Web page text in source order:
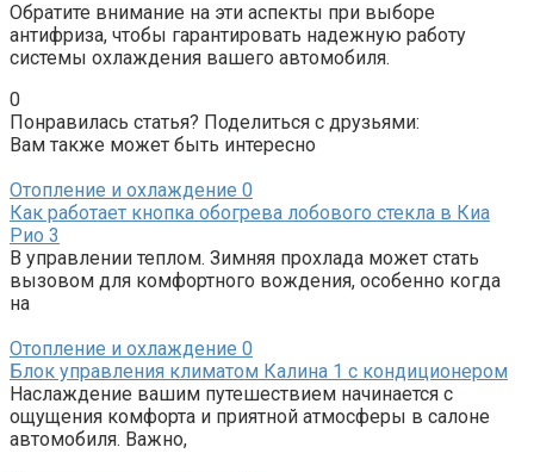
Обратите внимание на эти аспекты при выборе
антифриза, чтобы гарантировать надежную работу
системы охлаждения вашего автомобиля.
0
Понравилась статья? Поделиться с друзьями:
Вам также может быть интересно
Отопление и охлаждение 0
Как работает кнопка обогрева лобового стекла в Киа
Рио 3
В управлении теплом. Зимняя прохлада может стать
вызовом для комфортного вождения, особенно когда
на
Отопление и охлаждение 0
Блок управления климатом Калина 1 с кондиционером
Наслаждение вашим путешествием начинается с
ощущения комфорта и приятной атмосферы в салоне
автомобиля. Важно,